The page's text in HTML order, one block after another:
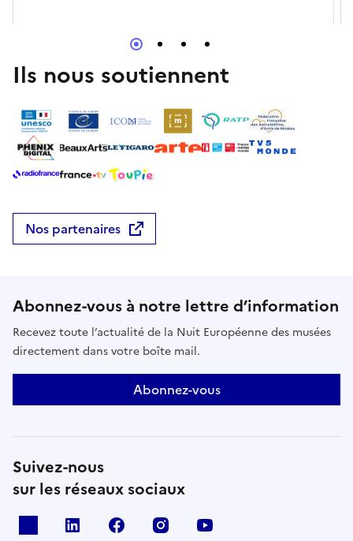
Ils nous soutiennent
Nos partenaires
Abonnez-vous à notre lettre d’information
Recevez toute l’actualité de la Nuit Européenne des musées
directement dans votre boîte mail.
Abonnez-vous
Suivez-nous
sur les réseaux sociaux
Linkedin Facebook Instagram